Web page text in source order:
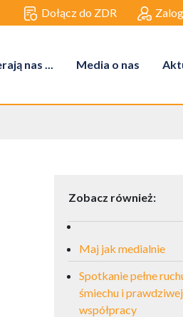
Dołącz do ZDR
nas ... Media o nas
Zobacz również:
Maj jak medialnie
Spotkanie pełne
śmiechu i prawdziwej
współpracy